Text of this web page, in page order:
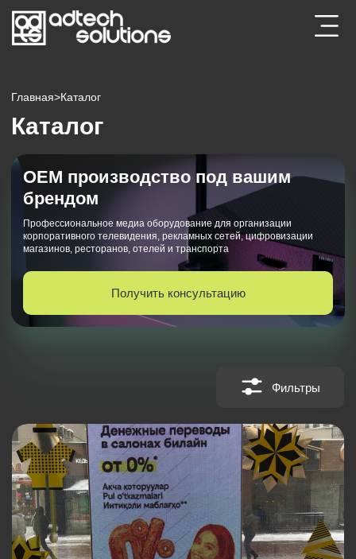
Главная>Каталог
Каталог
ОЕМ производство под вашим
брендом
Профессиональное медиа оборудование для организации
корпоративного телевидения, рекламных сетей, цифровизации
магазинов, ресторанов, отелей и транспорта
Получить консультацию
Фильтры